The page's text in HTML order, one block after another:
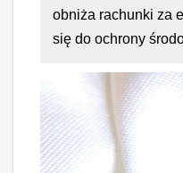
obniża rachunki za
się do ochrony